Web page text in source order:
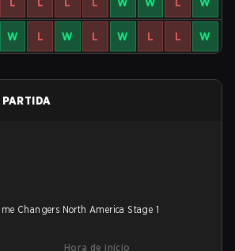
W L W L W L L W
Changers North America Stage 1
Hora de início